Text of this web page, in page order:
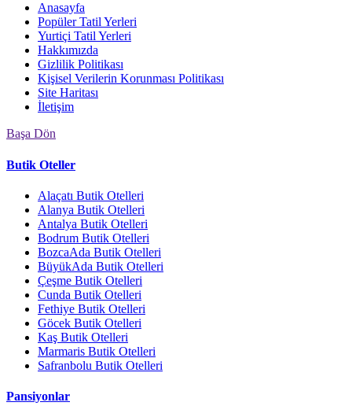
Anasayfa
Popüler Tatil Yerleri
Yurtiçi Tatil Yerleri
Hakkımızda
Gizlilik Politikası
Kişisel Verilerin Korunması Politikası
Site Haritası
İletişim
Başa Dön
Butik Oteller
Alaçatı Butik Otelleri
Alanya Butik Otelleri
Antalya Butik Otelleri
Bodrum Butik Otelleri
BozcaAda Butik Otelleri
BüyükAda Butik Otelleri
Çeşme Butik Otelleri
Cunda Butik Otelleri
Fethiye Butik Otelleri
Göcek Butik Otelleri
Kaş Butik Otelleri
Marmaris Butik Otelleri
Safranbolu Butik Otelleri
Pansiyonlar